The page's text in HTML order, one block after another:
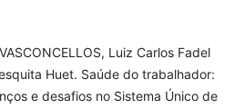
Luiz Carlos Fadel
Huet. Saúde do trabalhador:
e desafios no Sistema Único de